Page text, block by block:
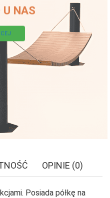
U NAS
OPINIE (0)
Posiada półkę na